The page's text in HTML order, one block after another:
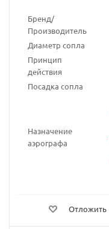
Бренд/
Производитель
Диаметр сопла
Принцип
действия
Посадка сопла
Назначение
аэрографа
Отложить